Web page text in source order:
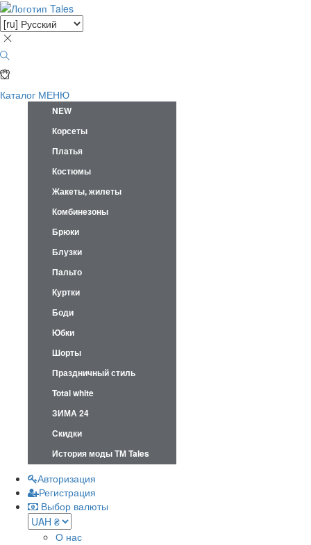
Каталог МЕНЮ
NEW
Корсеты
Платья
Костюмы
Жакеты, жилеты
Комбинезоны
Брюки
Блузки
Пальто
Куртки
Боди
Юбки
Шорты
Праздничный стиль
Total white
ЗИМА 24
Скидки
История моды ТМ Tales
Авторизация
Регистрация
Выбор валюты
О нас